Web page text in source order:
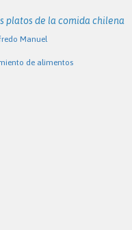
platos de la comida chilena
Manuel
de alimentos